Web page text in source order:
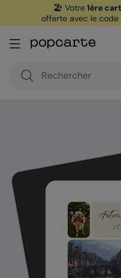
🏖️ Votre1ère
offerte avec le code